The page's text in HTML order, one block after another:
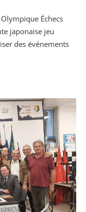
Échecs
japonaise jeu
des événements